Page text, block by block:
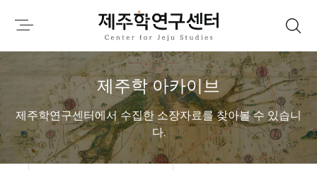
제주학 아카이브
제주학연구센터에서 수집한 소장자료를 찾아볼 수 있습니
다.